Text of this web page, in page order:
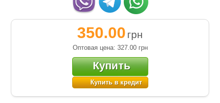
350.00 грн
Оптовая цена: 327.00 грн
Купить
Купить в кредит